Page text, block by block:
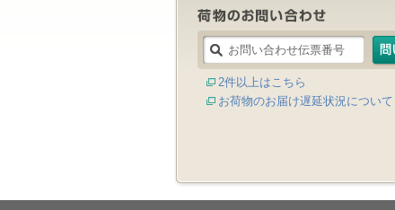
2件以上はこちら
お荷物のお届け遅延状況について